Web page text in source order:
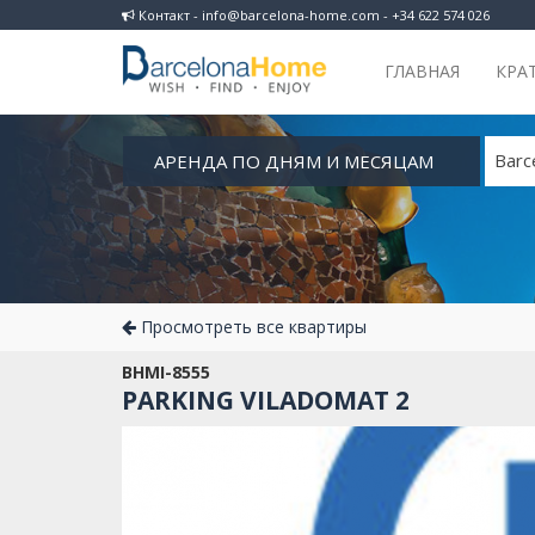
Контакт - info@barcelona-home.com - +34 622 574 026
ГЛАВНАЯ
АРЕНДА ПО ДНЯМ И МЕСЯЦАМ
Просмотреть все квартиры
BHMI-8555
PARKING VILADOMAT 2